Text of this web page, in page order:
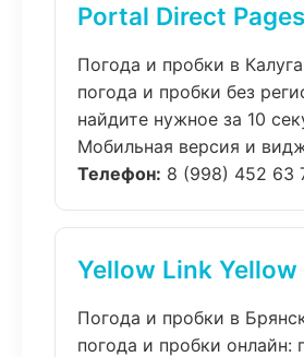
Portal Direct Pages
Погода и пробки в Калуга
погода и пробки без
найдите нужное за 10
Мобильная версия и
Телефон: 8 (998) 452 63
Yellow Link Yellow
Погода и пробки в
погода и пробки онлайн: